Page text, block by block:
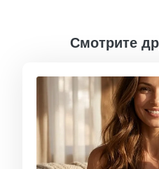
Смотрите